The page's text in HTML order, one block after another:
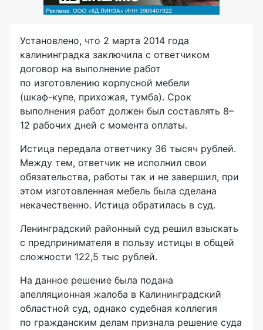
Установлено, что 2 марта 2014 года
калининградка заключила с ответчиком
договор на выполнение работ
по изготовлению корпусной мебели
(шкаф-купе, прихожая, тумба). Срок
выполнения работ должен был составлять 8–
12 рабочих дней с момента оплаты.
Истица передала ответчику 36 тысяч рублей.
Между тем, ответчик не исполнил свои
обязательства, работы так и не завершил, при
этом изготовленная мебель была сделана
некачественно. Истица обратилась в суд.
Ленинградский районный суд решил взыскать
с предпринимателя в пользу истицы в общей
сложности 122,5 тыс рублей.
На данное решение была подана
апелляционная жалоба в Калининградский
областной суд, однако судебная коллегия
по гражданским делам признала решение суда